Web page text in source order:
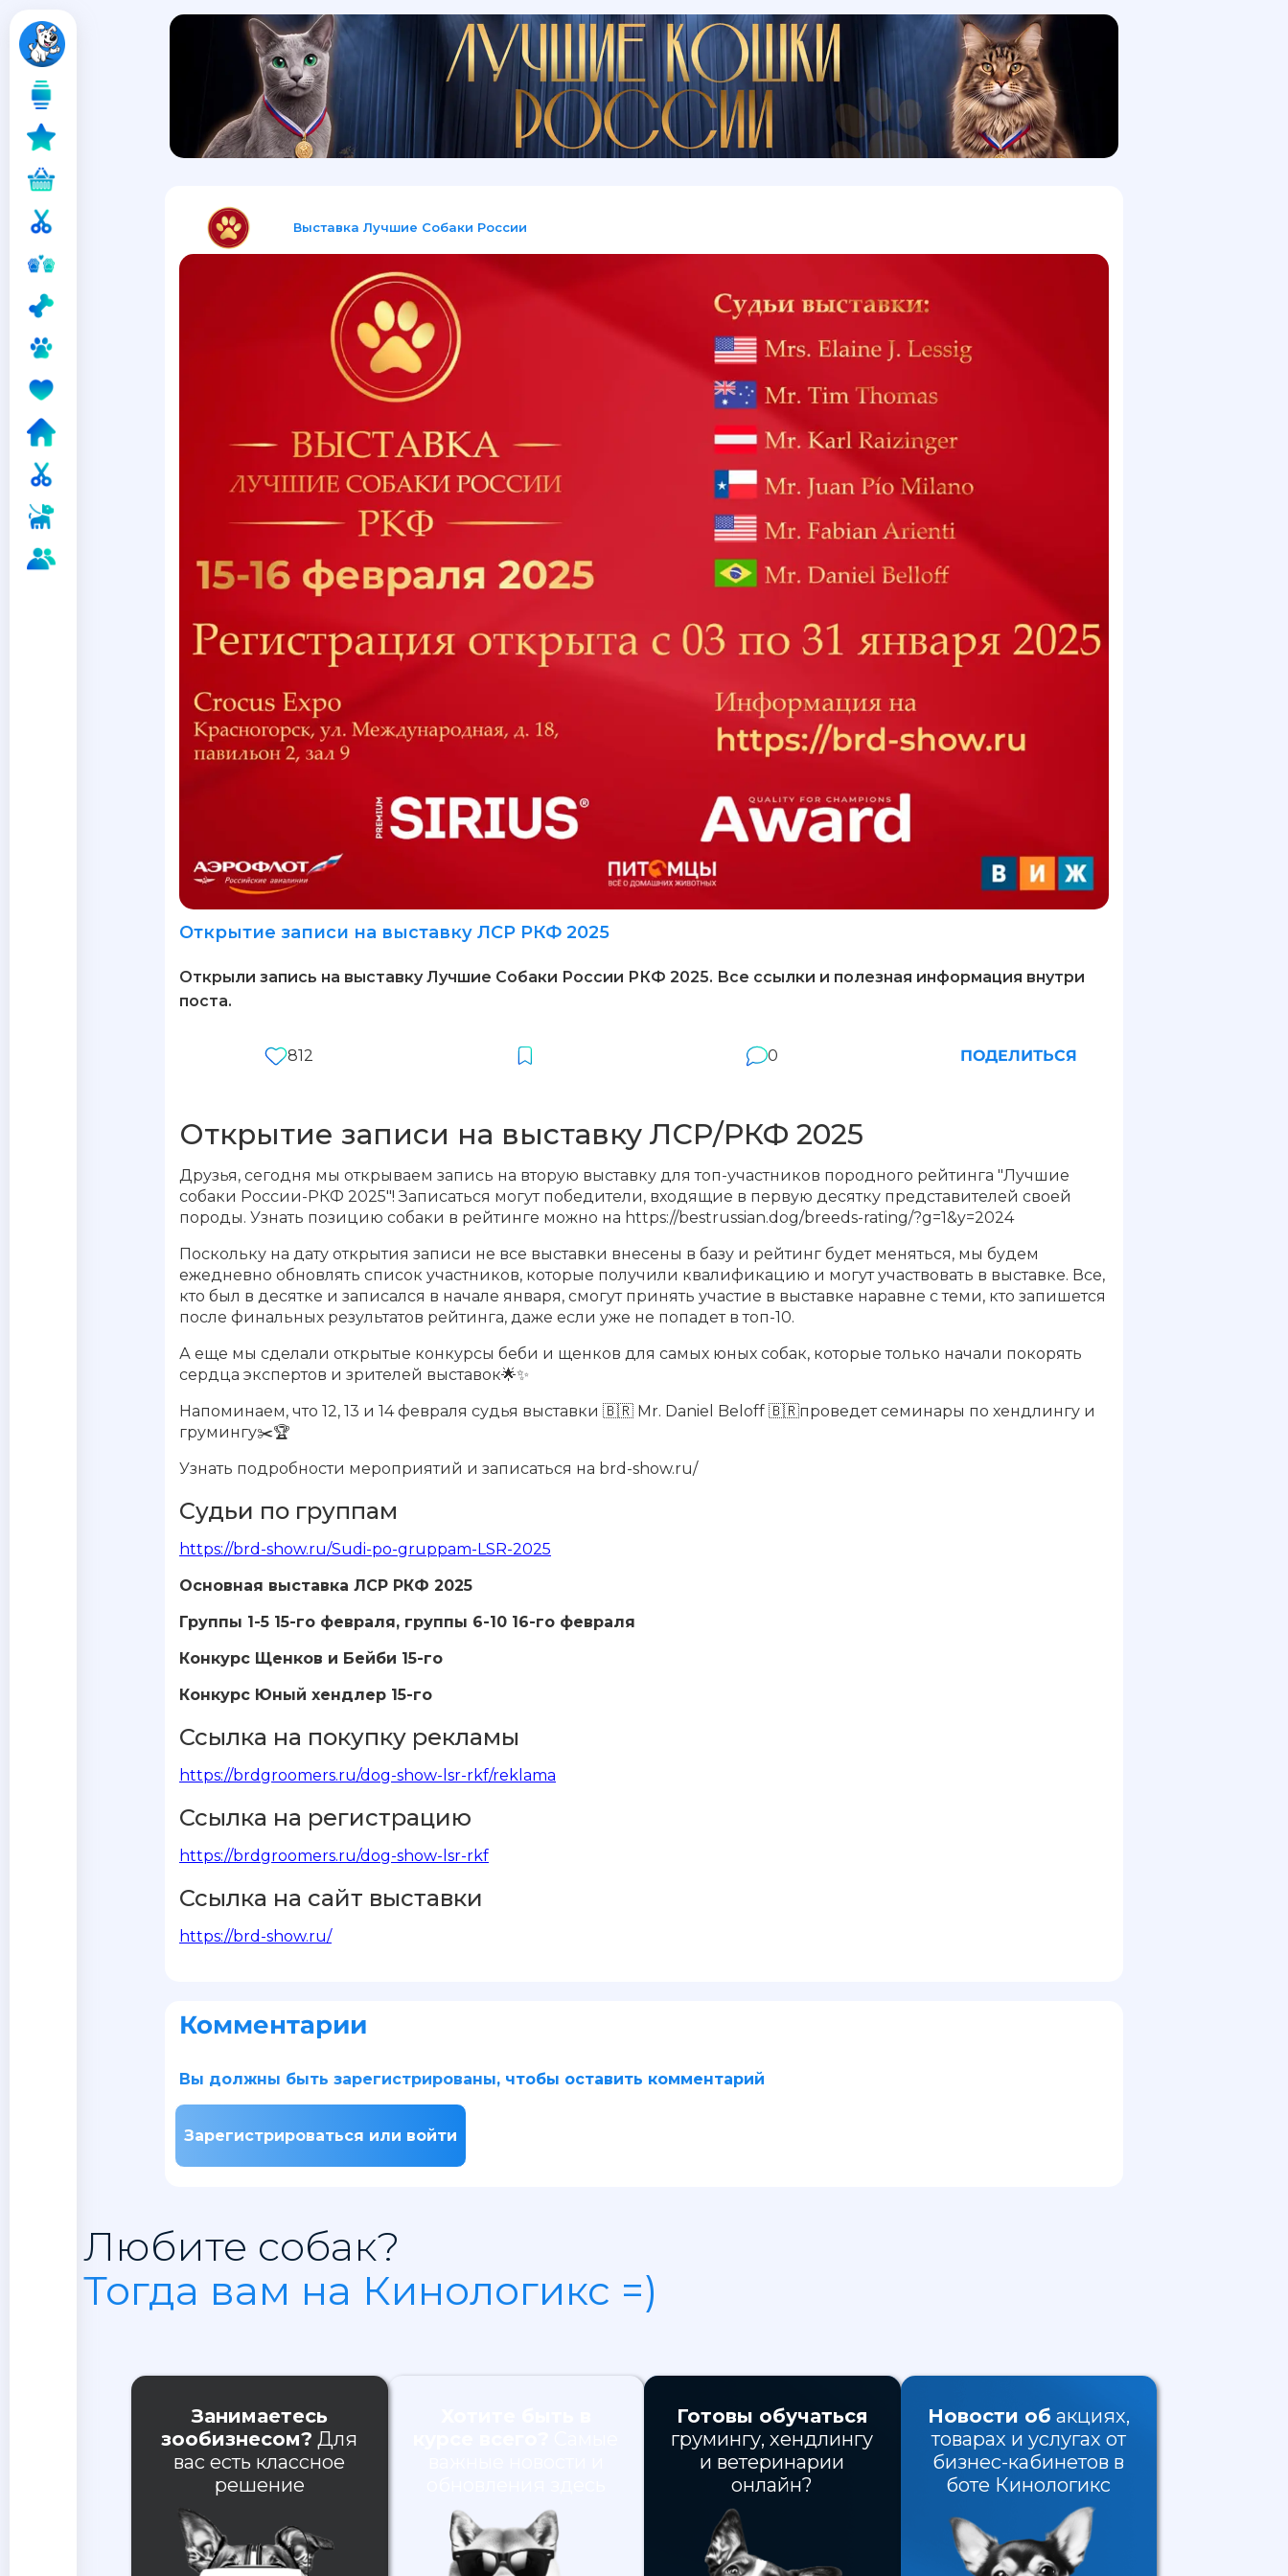
Выставка Лучшие Собаки России
Открытие записи на выставку ЛСР РКФ 2025
Открыли запись на выставку Лучшие Собаки России РКФ 2025. Все ссылки и полезная информация внутри
поста.
812 0 ПОДЕЛИТЬСЯ
Открытие записи на выставку ЛСР/РКФ 2025
Друзья, сегодня мы открываем запись на вторую выставку для топ-участников породного рейтинга "Лучшие
собаки России-РКФ 2025"! Записаться могут победители, входящие в первую десятку представителей своей
породы. Узнать позицию собаки в рейтинге можно на https://bestrussian.dog/breeds-rating/?g=1&y=2024
Поскольку на дату открытия записи не все выставки внесены в базу и рейтинг будет меняться, мы будем
ежедневно обновлять список участников, которые получили квалификацию и могут участвовать в выставке. Все,
кто был в десятке и записался в начале января, смогут принять участие в выставке наравне с теми, кто запишется
после финальных результатов рейтинга, даже если уже не попадет в топ-10.
А еще мы сделали открытые конкурсы беби и щенков для самых юных собак, которые только начали покорять
сердца экспертов и зрителей выставок🌟✨
Напоминаем, что 12, 13 и 14 февраля судья выставки 🇧🇷 Mr. Daniel Beloff 🇧🇷проведет семинары по хендлингу и
грумингу✂️🏆
Узнать подробности мероприятий и записаться на brd-show.ru/
Судьи по группам
https://brd-show.ru/Sudi-po-gruppam-LSR-2025
Основная выставка ЛСР РКФ 2025
Группы 1-5 15-го февраля, группы 6-10 16-го февраля
Конкурс Щенков и Бейби 15-го
Конкурс Юный хендлер 15-го
Ссылка на покупку рекламы
https://brdgroomers.ru/dog-show-lsr-rkf/reklama
Ссылка на регистрацию
https://brdgroomers.ru/dog-show-lsr-rkf
Ссылка на сайт выставки
https://brd-show.ru/
Комментарии
Вы должны быть зарегистрированы, чтобы оставить комментарий
Зарегистрироваться или войти
Любите собак?
Тогда вам на Кинологикс =)
Занимаетесь
зообизнесом? Для
вас есть классное
решение
Готовы обучаться
грумингу, хендлингу
и ветеринарии
онлайн?
Новости об акциях,
товарах и услугах от
бизнес-кабинетов в
боте Кинологикс